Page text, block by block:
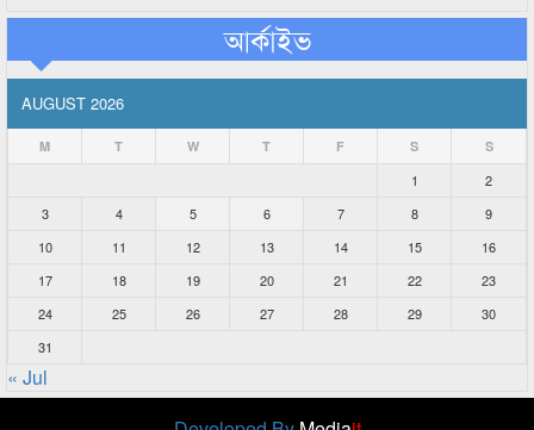
আর্কাইভ
AUGUST 2026
M T W T F S S
1
2
3
4 5 6 7 8
9
10
11 12 13 14 15
16
17
18 19 20 21 22
23
24
25 26 27 28 29
30
31
« Jul